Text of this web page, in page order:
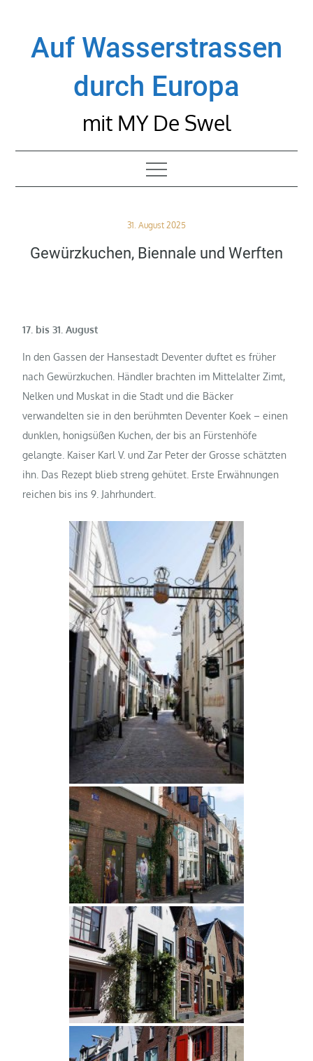
contentAuf Wasserstrassen
durch Europa
mit MY De Swel
Posted
31. August 2025
Gewürzkuchen, Biennale und Werften
17. bis 31. August
In den Gassen der Hansestadt Deventer duftet es früher
nach Gewürzkuchen. Händler brachten im Mittelalter Zimt,
Nelken und Muskat in die Stadt und die Bäcker
verwandelten sie in den berühmten Deventer Koek – einen
dunklen, honigsüßen Kuchen, der bis an Fürstenhöfe
gelangte. Kaiser Karl V. und Zar Peter der Grosse schätzten
ihn. Das Rezept blieb streng gehütet. Erste Erwähnungen
reichen bis ins 9. Jahrhundert.